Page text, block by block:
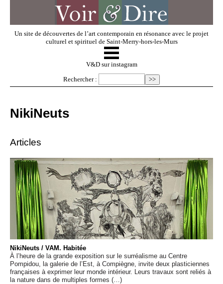
Un site de découvertes de l’art contemporain en résonance avec le projet
culturel et spirituel de Saint-Merry-hors-les-Murs
V & D
Regarder
Dossiers
Événements
Sacré
☰
V&D sur instagram
Rechercher :
NikiNeuts
Articles
NikiNeuts / VAM. Habitée
À l’heure de la grande exposition sur le surréalisme au Centre
Pompidou, la galerie de l’Est, à Compiègne, invite deux plasticiennes
françaises à exprimer leur monde intérieur. Leurs travaux sont reliés à
la nature dans de multiples formes (…)